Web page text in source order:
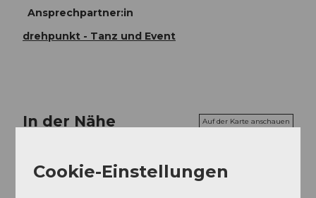
Ansprechpartner:in
drehpunkt - Tanz und Event
In der Nähe Auf der Karte anschauen
Veranstaltung
Cookie-Einstellungen